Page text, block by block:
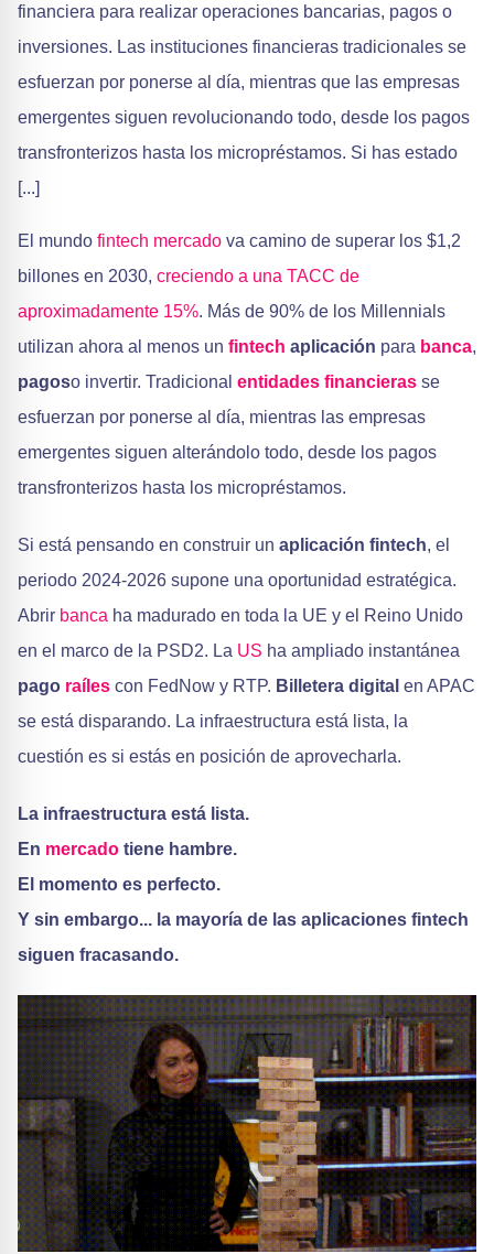
financiera para realizar operaciones bancarias, pagos o
inversiones. Las instituciones financieras tradicionales se
esfuerzan por ponerse al día, mientras que las empresas
emergentes siguen revolucionando todo, desde los pagos
transfronterizos hasta los micropréstamos. Si has estado
[...]
El mundo fintech mercado va camino de superar los $1,2
billones en 2030, creciendo a una TACC de
aproximadamente 15%. Más de 90% de los Millennials
utilizan ahora al menos un fintech aplicación para banca,
pagoso invertir. Tradicional entidades financieras se
esfuerzan por ponerse al día, mientras las empresas
emergentes siguen alterándolo todo, desde los pagos
transfronterizos hasta los micropréstamos.
Si está pensando en construir un aplicación fintech, el
periodo 2024-2026 supone una oportunidad estratégica.
Abrir banca ha madurado en toda la UE y el Reino Unido
en el marco de la PSD2. La US ha ampliado instantánea
pago raíles con FedNow y RTP. Billetera digital en APAC
se está disparando. La infraestructura está lista, la
cuestión es si estás en posición de aprovecharla.
La infraestructura está lista.
En mercado tiene hambre.
El momento es perfecto.
Y sin embargo... la mayoría de las aplicaciones fintech
siguen fracasando.